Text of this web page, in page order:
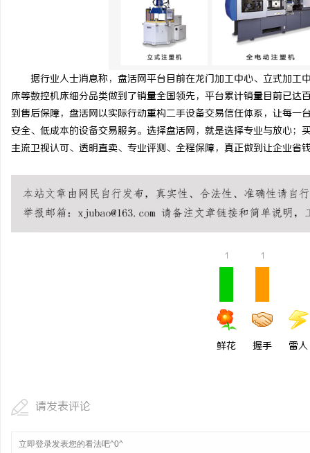
据行业人士消息称，盘活网平台目前在龙门加工中心、立式加
床等数控机床细分品类做到了销量全国领先，平台累计销量目前已
到售后保障，盘活网以实际行动重构二手设备交易信任体系，让每
安全、低成本的设备交易服务。选择盘活网，就是选择专业与放心
主流卫视认可、透明直卖、专业评测、全程保障，真正做到让企业省
1
鲜花
1
握手 雷人
请发表评论